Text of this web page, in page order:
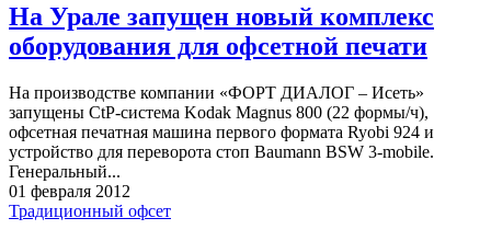
На Урале запущен новый комплекс
оборудования для офсетной печати
На производстве компании «ФОРТ ДИАЛОГ – Исеть»
запущены CtP-система Kodak Magnus 800 (22 формы/ч),
офсетная печатная машина первого формата Ryobi 924 и
устройство для переворота стоп Baumann BSW 3-mobile.
Генеральный...
01 февраля 2012
Традиционный офсет